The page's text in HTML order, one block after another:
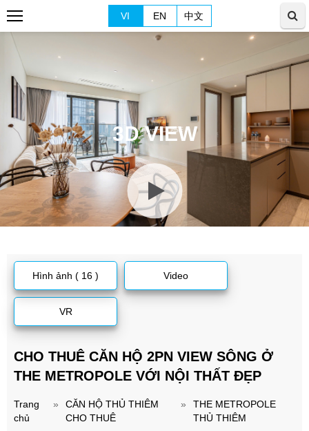
VI EN 中文
3D VIEW
Hình ảnh ( 16 ) Video
VR
CHO THUÊ CĂN HỘ 2PN VIEW SÔNG Ở
THE METROPOLE VỚI NỘI THẤT ĐẸP
Trang
chủ
»
CĂN HỘ THỦ THIÊM
CHO THUÊ
»
THE METROPOLE
THỦ THIÊM